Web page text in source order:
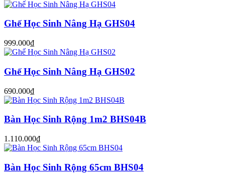
Ghế Học Sinh Nâng Hạ GHS04
999.000₫
Ghế Học Sinh Nâng Hạ GHS02
690.000₫
Bàn Học Sinh Rộng 1m2 BHS04B
1.110.000₫
Bàn Học Sinh Rộng 65cm BHS04